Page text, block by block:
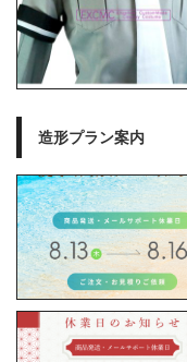
造形プラン案内